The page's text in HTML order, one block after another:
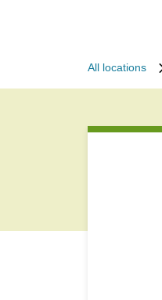
All locations